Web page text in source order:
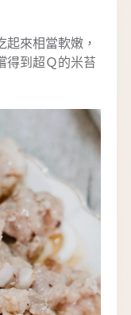
來相當軟嫩，
得到超Ｑ的米苔